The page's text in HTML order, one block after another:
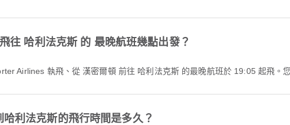
往 哈利法克斯 的 最晚航班幾點出發？
Airlines 執飛、從 漢密爾頓 前往 哈利法克斯 的最晚航班於 19:05 起飛
哈利法克斯的飛行時間是多久？